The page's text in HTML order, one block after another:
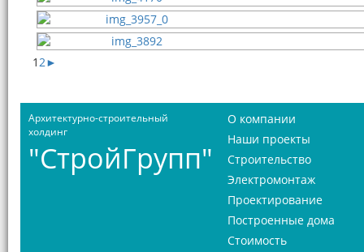
12►
Архитектурно-строительный
холдинг
"СтройГрупп"
О компании
Наши проекты
Строительство
Электромонтаж
Проектирование
Построенные дома
Стоимость